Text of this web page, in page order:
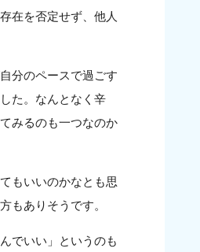
在を否定せず、他人
分のペースで過ごす
た。なんとなく辛
みるのも一つなのか
もいいのかなとも思
もありそうです。
でいい」というのも